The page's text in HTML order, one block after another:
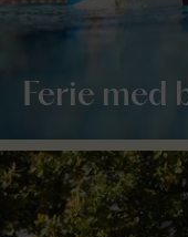
Ferie med